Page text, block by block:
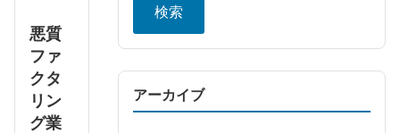
悪質
ファ
クタ
リン
グ業
アーカイブ